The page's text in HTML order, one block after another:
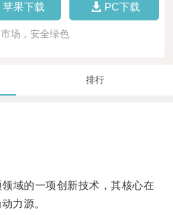
苹果下载 PC下载
场，安全绿色
排行
的一项创新技术，其核心在
力源。